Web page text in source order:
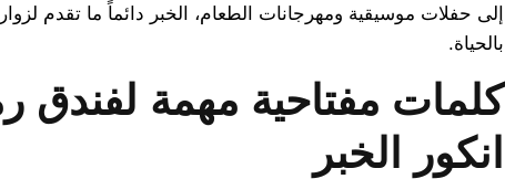
إلى حفلات موسيقية ومهرجانات الطعام، الخبر دائماً ما تقدم
بالحياة.
كلمات مفتاحية مهمة لفندق
انكور الخبر